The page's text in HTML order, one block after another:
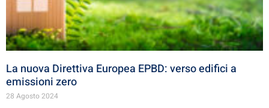
La nuova Direttiva Europea EPBD: verso edifici a
emissioni zero
28 Agosto 2024